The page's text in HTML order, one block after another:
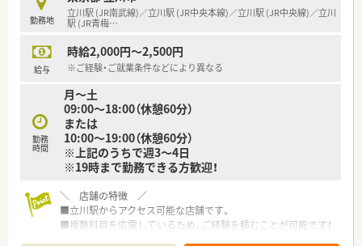
■薬剤師は常勤2名、パート1名の常時3名体制で、事務と調剤補
助も在籍しています。
【募集背景と求める人物像について】
■処方箋枚数増加に伴う新規開設のための増員募集で、新たな仲
■地域に根ざした薬局で、患者さん一人ひとりと丁寧に向き合い
たい方を歓迎します。
■チームワークを大切にし、協力して業務に取り組める意欲のあ
る方を求めています。
勤務地
立川駅 (JR南武線)／立川駅 (JR中央本線)／立川駅 (JR中央線)／立川
駅 (JR青梅…
給与
時給2,000円～2,500円
※ご経験・ご就業条件などにより異なる
勤務
時間
月～土
09:00～18:00（休憩60分）
または
10:00～19:00（休憩60分）
※上記のうちで週3～4日
※19時まで勤務できる方歓迎！
＼ 店舗の特徴 ／
■立川駅からアクセス可能な店舗です。
■複数科目を応需しているため、ご経験を積むことが可能です！